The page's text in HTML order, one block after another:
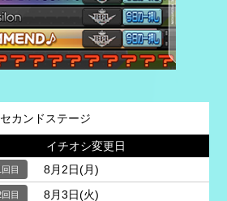
セカンド ステージ
イチオシ変更日
8月2日(月)
8月3日(火)